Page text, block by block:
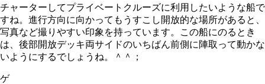
チャーターしてプライベートクルーズに利用したいような船で
すね。進行方向に向かってもうすこし開放的な場所があると、
写真など撮りやすい印象を持っています。この船にのるとき
は、後部開放デッキ両サイドのいちばん前側に陣取って動かな
いようにするでしょうね。＾＾；
ゲ